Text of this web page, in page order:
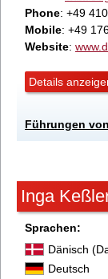
Phone: +49
Mobile: +49
Website:
Details
Führungen
Inga
Sprachen:
Dänisch
Deutsch